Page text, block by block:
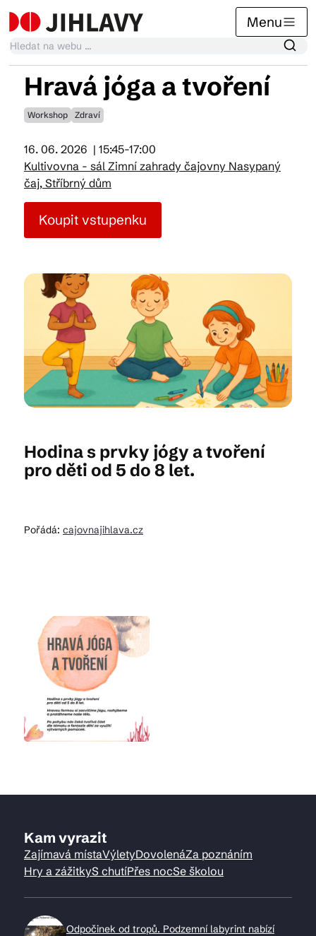
Menu
Kalendář akcí
Tradiční akce
Články
Praktické info
Kam vyrazit
Hravá jóga a tvoření
Workshop Zdraví
16. 06. 2026 | 15:45-17:00
Kultivovna - sál Zimní zahrady čajovny Nasypaný
čaj, Stříbrný dům
Koupit vstupenku
Hodina s prvky jógy a tvoření
pro děti od 5 do 8 let.
‍Pořádá: cajovnajihlava.cz
Kam vyrazit
Zajímavá místaVýletyDovolenáZa poznáním
Hry a zážitkyS chutíPřes nocSe školou
Odpočinek od tropů. Podzemní labyrint nabízí